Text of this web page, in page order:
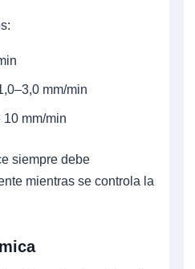
mm/min
10 mm/min
siempre debe
mientras se controla la